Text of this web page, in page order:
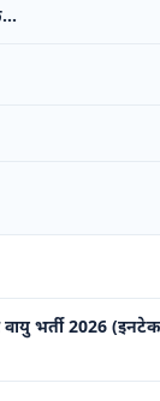
वायु भर्ती 2026